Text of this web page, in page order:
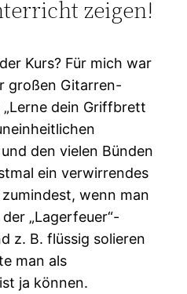
zeigen!
Kurs? Für mich war
großen Gitarren-
dein Griffbrett
den vielen Bünden
ein verwirrendes
wenn man
„Lagerfeuer“-
z. B. flüssig solieren
man als
ja können.